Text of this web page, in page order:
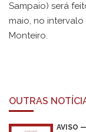
Sampaio) será
maio, no
Monteiro.
OUTRAS
AVISO